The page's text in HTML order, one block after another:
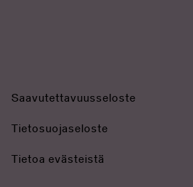
Saavutettavuusseloste
Tietosuojaseloste
Tietoa evästeistä